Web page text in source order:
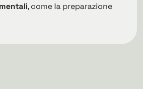
, come la preparazione